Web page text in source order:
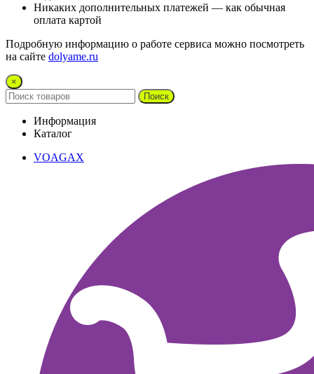
Никаких дополнительных платежей — как обычная
оплата картой
Подробную информацию о работе сервиса можно посмотреть
на сайте dolyame.ru
×
Поиск
Информация
Каталог
VOAGAX